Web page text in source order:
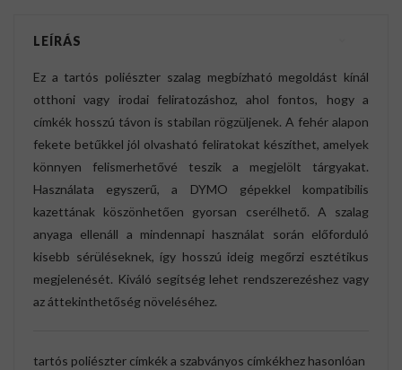
LEÍRÁS
Ez a tartós poliészter szalag megbízható megoldást kínál
otthoni vagy irodai feliratozáshoz, ahol fontos, hogy a
címkék hosszú távon is stabilan rögzüljenek. A fehér alapon
fekete betűkkel jól olvasható feliratokat készíthet, amelyek
könnyen felismerhetővé teszik a megjelölt tárgyakat.
Használata egyszerű, a DYMO gépekkel kompatibilis
kazettának köszönhetően gyorsan cserélhető. A szalag
anyaga ellenáll a mindennapi használat során előforduló
kisebb sérüléseknek, így hosszú ideig megőrzi esztétikus
megjelenését. Kiváló segítség lehet rendszerezéshez vagy
az áttekinthetőség növeléséhez.
tartós poliészter címkék a szabványos címkékhez hasonlóan